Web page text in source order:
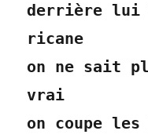
derrière lui
ricane
on ne sait
vrai
on coupe